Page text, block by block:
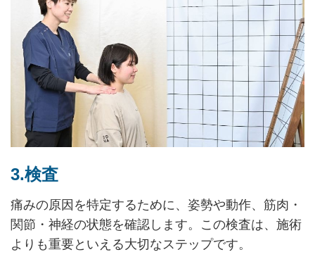
3.検査
痛みの原因を特定するために、姿勢や動作、筋肉・
関節・神経の状態を確認します。この検査は、施術
よりも重要といえる大切なステップです。